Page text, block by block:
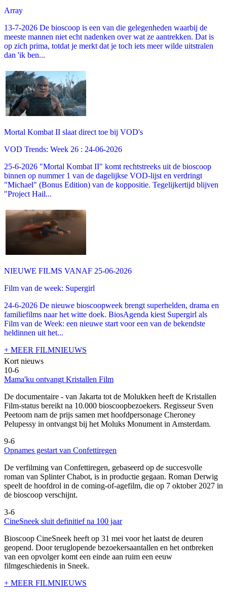
Array
13-7-2026 De bioscoop is een van die gelegenheden waarbij de
meeste mannen niet echt nadenken over wat ze aantrekken. Dat is
op zich prima, totdat je merkt dat je toch iets meer wilde uitstralen
dan 'ik ben...
Mortal Kombat II slaat direct toe bij VOD's
VOD Trends: Week 26 : 24-06-2026
25-6-2026 "Mortal Kombat II" komt rechtstreeks uit de bioscoop
binnen op nummer 1 van de dagelijkse VOD-lijst en verdringt
"Michael" (Bonus Edition) van de koppositie. Tegelijkertijd blijven
"Project Hail...
NIEUWE FILMS VANAF 25-06-2026
Film van de week: Supergirl
24-6-2026 De nieuwe bioscoopweek brengt superhelden, drama en
familiefilms naar het witte doek. BiosAgenda kiest Supergirl als
Film van de Week: een nieuwe start voor een van de bekendste
heldinnen uit het...
+ MEER FILMNIEUWS
Kort nieuws
10-6
Mama'ku ontvangt Kristallen Film
De documentaire - van Jakarta tot de Molukken heeft de Kristallen
Film-status bereikt na 10.000 bioscoopbezoekers. Regisseur Sven
Peetoom nam de prijs samen met hoofdpersonage Cheroney
Pelupessy in ontvangst bij het Moluks Monument in Amsterdam.
9-6
Opnames gestart van Confettiregen
De verfilming van Confettiregen, gebaseerd op de succesvolle
roman van Splinter Chabot, is in productie gegaan. Roman Derwig
speelt de hoofdrol in de coming-of-agefilm, die op 7 oktober 2027 in
de bioscoop verschijnt.
3-6
CineSneek sluit definitief na 100 jaar
Bioscoop CineSneek heeft op 31 mei voor het laatst de deuren
geopend. Door teruglopende bezoekersaantallen en het ontbreken
van een opvolger komt een einde aan ruim een eeuw
filmgeschiedenis in Sneek.
+ MEER FILMNIEUWS